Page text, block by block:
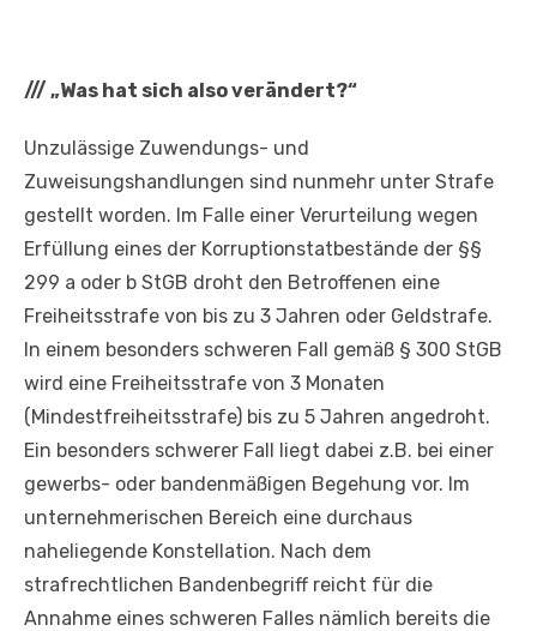
/// „Was hat sich also verändert?“
Unzulässige Zuwendungs- und
Zuweisungshandlungen sind nunmehr unter Strafe
gestellt worden. Im Falle einer Verurteilung wegen
Erfüllung eines der Korruptionstatbestände der §§
299 a oder b StGB droht den Betroffenen eine
Freiheitsstrafe von bis zu 3 Jahren oder Geldstrafe.
In einem besonders schweren Fall gemäß § 300 StGB
wird eine Freiheitsstrafe von 3 Monaten
(Mindestfreiheitsstrafe) bis zu 5 Jahren angedroht.
Ein besonders schwerer Fall liegt dabei z.B. bei einer
gewerbs- oder bandenmäßigen Begehung vor. Im
unternehmerischen Bereich eine durchaus
naheliegende Konstellation. Nach dem
strafrechtlichen Bandenbegriff reicht für die
Annahme eines schweren Falles nämlich bereits die